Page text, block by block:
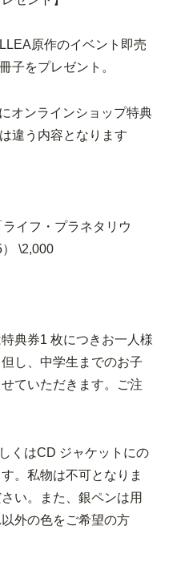
原作のイベント即売
子をプレゼント。
オンラインショップ特典
違う内容となります
イフ・プラネタリウ
\2,000
典券1 枚につきお一人様
し、中学生までのお子
ていただきます。ご注
くはCD ジャケットにの
。私物は不可となりま
い。また、銀ペンは用
外の色をご希望の方